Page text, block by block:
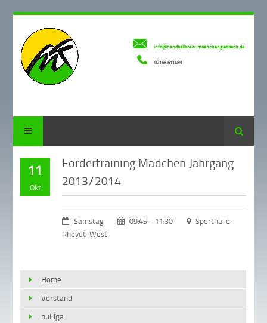
info@handballkreis-moenchengladbach.de
02166 611469
Suche
11
Okt
Fördertraining Mädchen Jahrgang
2013/2014
Samstag 09:45 – 11:30
Sporthalle
Rheydt-West
Home
Vorstand
nuLiga